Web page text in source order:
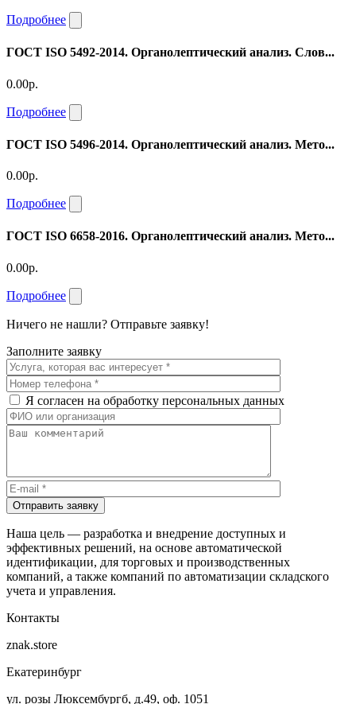
Подробнее
ГОСТ ISO 5492-2014. Органолептический анализ. Слов...
0.00р.
Подробнее
ГОСТ ISO 5496-2014. Органолептический анализ. Мето...
0.00р.
Подробнее
ГОСТ ISO 6658-2016. Органолептический анализ. Мето...
0.00р.
Подробнее
Ничего не нашли? Отправьте заявку!
Заполните заявку
Я согласен на обработку персональных данных
Отправить заявку
Наша цель — разработка и внедрение доступных и
эффективных решений, на основе автоматической
идентификации, для торговых и производственных
компаний, а также компаний по автоматизации складского
учета и управления.
Контакты
znak.store
Екатеринбург
ул. розы Люксембургб, д.49, оф. 1051